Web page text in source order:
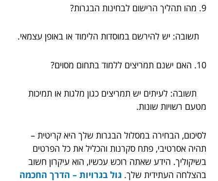
9. מהו תהליך הרישום לבחינות הבגרות?
תשובה: יש להירשם במוסדות הלימוד או באופן עצמאי.
10. האם ישנם תמריצים ללמוד בתחום מסוים?
תשובה: לעיתים יש תמריצים כגון מלגות או תמיכות
מטעם רשויות שונות.
לסיכום, הבחירה במסלול הבגרות שלך היא קריטית –
תהיה אסרטיבי, פתח סקרנות והכליל את כל הפרטים
בשיקוליך. הידע שאתה רוכש עכשיו, הוא עיקרון חשוב
בהצלחה העתידית שלך. גול בגרויות – הדרך החכמה